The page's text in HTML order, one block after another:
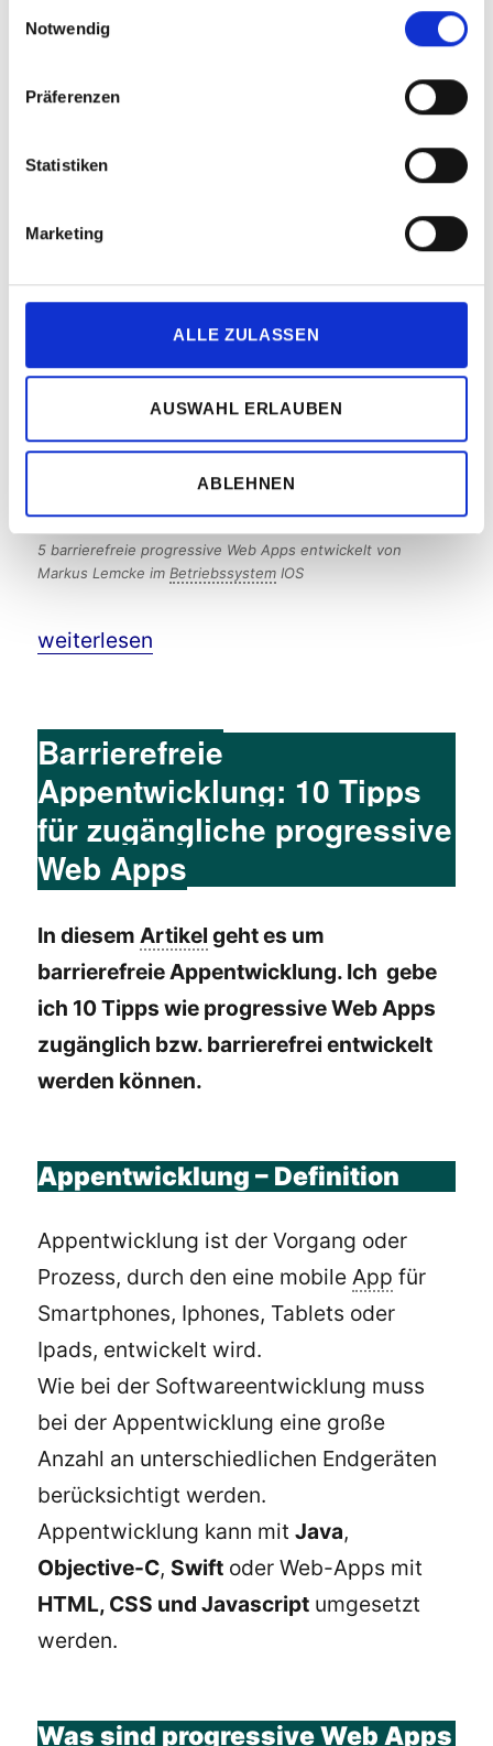
Notwendig
Präferenzen
Statistiken
Marketing
ALLE ZULASSEN
AUSWAHL ERLAUBEN
ABLEHNEN
Verfügung stellt. jQuery ist die
meistverwendete JavaScript-Bibliothek
und vereinfacht die Programmierung von
Es ist sehr einfach Progressive Web Apps
zugänglich zu entwickeln. Hierfür müssen
werden, wie wenn eine Internetseite
behindertengerecht entwickelt werden
soll.
5 barrierefreie progressive Web Apps entwickelt von
Markus Lemcke imBetriebssystem IOS
„Progressive Web Apps barrierefrei
weiterlesen
Barrierefreie
Appentwicklung: 10 Tipps
für zugängliche progressive
Web Apps
In diesemArtikel geht es um
barrierefreie Appentwicklung. Ich gebe
ich 10 Tipps wie progressive Web Apps
zugänglich bzw. barrierefrei entwickelt
werden können.
Appentwicklung – Definition
Appentwicklung ist der Vorgang oder
Prozess, durch den eine mobileApp für
Smartphones, Iphones, Tablets oder
Ipads, entwickelt wird.
Wie bei der Softwareentwicklung muss
bei der Appentwicklung eine große
Anzahl an unterschiedlichen Endgeräten
berücksichtigt werden.
Appentwicklung kann mitJava,
Objective-C, Swift oder Web-Apps mit
HTML, CSS und Javascript umgesetzt
werden.
Was sind progressive Web Apps